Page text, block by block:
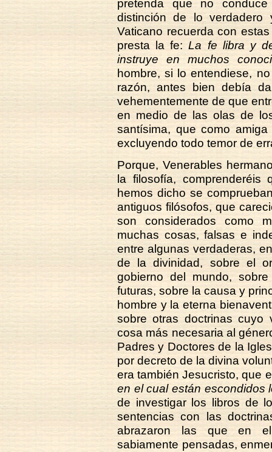
pretenda que no
distinción de lo
Vaticano recuerda con
presta la fe:La fe libra y
instruye en muchos
hombre, si lo entendiese,
razón, antes bien debía
vehementemente de que
en medio de las olas de
santísima, que como
excluyendo todo temor de
Porque, Venerables
la filosofía,
hemos dicho se
antiguos filósofos, que
son considerados como
muchas cosas, falsas e
entre algunas verdaderas,
de la divinidad, sobre el
gobierno del mundo,
futuras, sobre la causa y
hombre y la eterna
sobre otras doctrinas cuyo
cosa más necesaria al
Padres y Doctores de la
por decreto de la divina
era también Jesucristo, que
en el cual están escondidos
de investigar los libros de
sentencias con las
abrazaron las que en
sabiamente pensadas,